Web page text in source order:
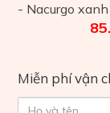
- Nacurgo
Miễn phí vận